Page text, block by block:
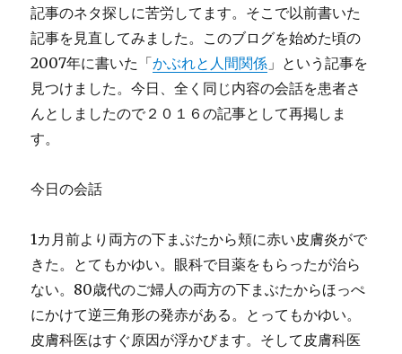
記事のネタ探しに苦労してます。そこで以前書いた
記事を見直してみました。このブログを始めた頃の
2007年に書いた「かぶれと人間関係 」という記事を
見つけました。今日、全く同じ内容の会話を患者さ
んとしましたので２０１６の記事として再掲しま
す。
今日の会話
1カ月前より両方の下まぶたから頬に赤い皮膚炎がで
きた。とてもかゆい。眼科で目薬をもらったが治ら
ない。80歳代のご婦人の両方の下まぶたからほっぺ
にかけて逆三角形の発赤がある。とってもかゆい。
皮膚科医はすぐ原因が浮かびます。そして皮膚科医